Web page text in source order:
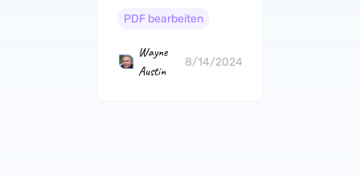
PDF bearbeiten
Wayne
Austin
8/14/2024